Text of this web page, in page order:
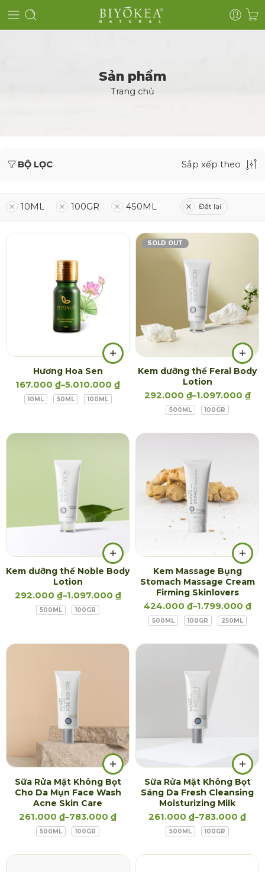
Sản phẩm
Trang chủ
BỘ LỌC Sắp xếp theo
10ML 100GR 450ML Đặt lại
Hương Hoa Sen
167.000 ₫–5.010.000 ₫
10ML 50ML 100ML
SOLD OUT
Kem dưỡng thể Feral Body
Lotion
292.000 ₫–1.097.000 ₫
500ML 100GR
Kem dưỡng thể Noble Body
Lotion
292.000 ₫–1.097.000 ₫
500ML 100GR
Kem Massage Bụng
Stomach Massage Cream
Firming Skinlovers
424.000 ₫–1.799.000 ₫
500ML 100GR 250ML
Sữa Rửa Mặt Không Bọt
Cho Da Mụn Face Wash
Acne Skin Care
261.000 ₫–783.000 ₫
500ML 100GR
Sữa Rửa Mặt Không Bọt
Sáng Da Fresh Cleansing
Moisturizing Milk
261.000 ₫–783.000 ₫
500ML 100GR